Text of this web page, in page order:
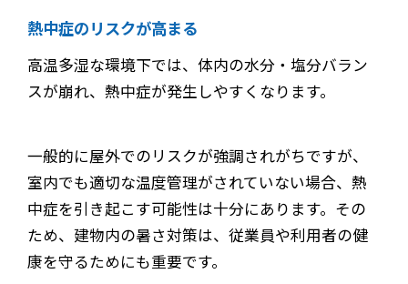
熱中症のリスクが高まる
高温多湿な環境下では、体内の水分・塩分バラン
スが崩れ、熱中症が発生しやすくなります。
一般的に屋外でのリスクが強調されがちですが、
室内でも適切な温度管理がされていない場合、熱
中症を引き起こす可能性は十分にあります。その
ため、建物内の暑さ対策は、従業員や利用者の健
康を守るためにも重要です。